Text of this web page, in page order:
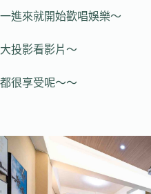
一進來就開始歡唱娛樂～
大投影看影片～
都很享受呢～～